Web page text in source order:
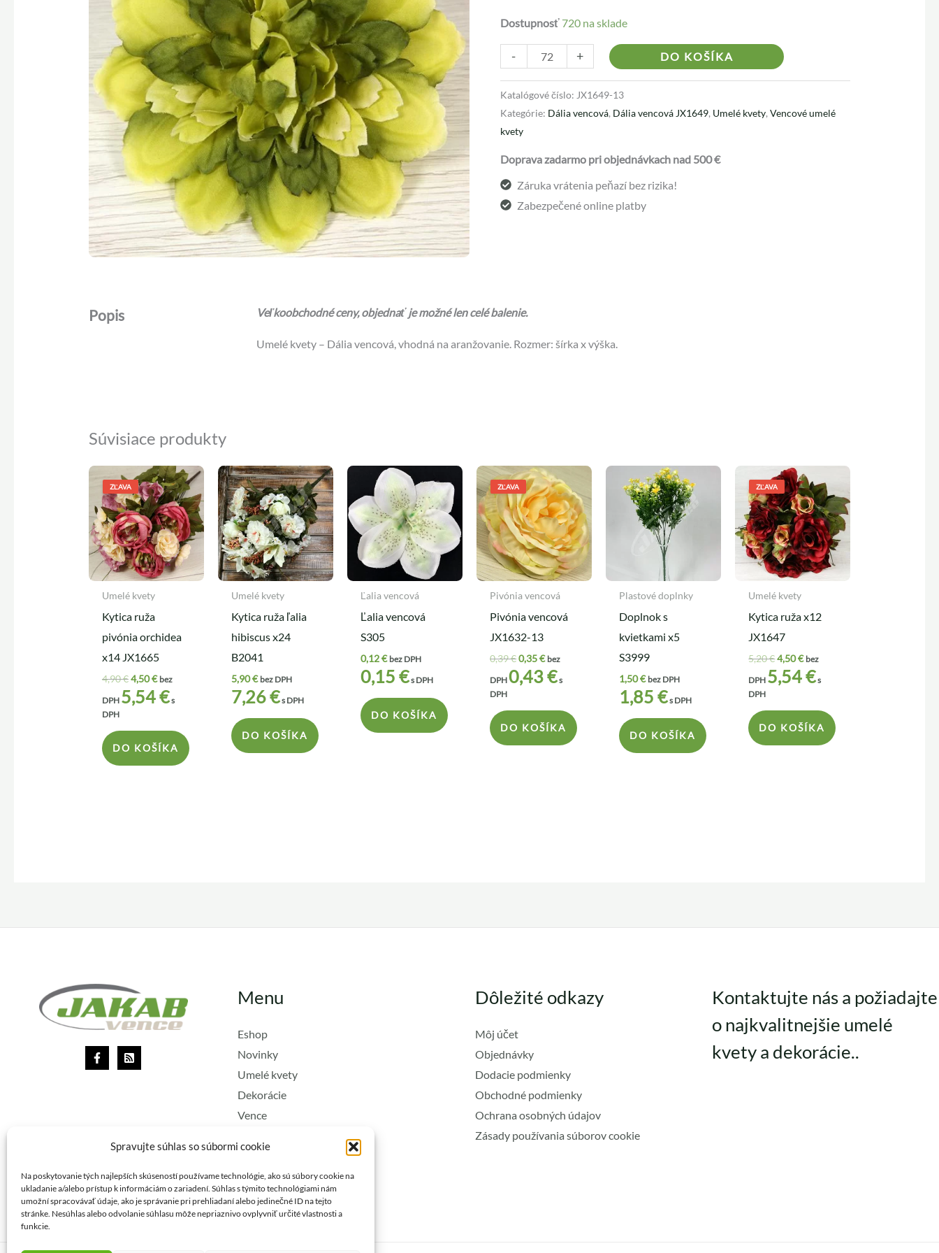
Spravujte súhlas so súbormi cookie
Na poskytovanie tých najlepších skúseností používame technológie, ako sú súbory cookie na
ukladanie a/alebo prístup k informáciám o zariadení. Súhlas s týmito technológiami nám
umožní spracovávať údaje, ako je správanie pri prehliadaní alebo jedinečné ID na tejto
stránke. Nesúhlas alebo odvolanie súhlasu môže nepriaznivo ovplyvniť určité vlastnosti a
funkcie.
Dostupnosť 720 na sklade
- + DO KOŠÍKA
Katalógové číslo: JX1649-13
Kategórie: Dália vencová, Dália vencová JX1649, Umelé kvety,Vencové umelé
kvety
Doprava zadarmo pri objednávkach nad 500 €
Záruka vrátenia peňazí bez rizika!
Zabezpečené online platby
Popis Veľkoobchodné ceny, objednať je možné len celé balenie.
Umelé kvety – Dália vencová, vhodná na aranžovanie. Rozmer: šírka x výška.
Súvisiace produkty
ZĽAVA
Umelé kvety
Kytica ruža
pivónia orchidea
x14 JX1665
4,90€
Pôvodná
cena
bola:
4,90 €.
4,50€
Aktuálna
cena
je:
4,50 €.
bez
DPH 5,54€s
DPH
DO KOŠÍKA
Umelé kvety
Kytica ruža ľalia
hibiscus x24
B2041
5,90€ bez DPH
7,26€s DPH
DO KOŠÍKA
Ľalia vencová
Ľalia vencová
S305
0,12€ bez DPH
0,15€s DPH
DO KOŠÍKA
ZĽAVA
Pivónia vencová
Pivónia vencová
JX1632-13
0,39€
Pôvodná
cena
bola:
0,39 €.
0,35€
Aktuálna
cena
je:
0,35 €.
bez
DPH0,43€s
DPH
DO KOŠÍKA
Plastové doplnky
Doplnok s
kvietkami x5
S3999
1,50€ bez DPH
1,85€s DPH
DO KOŠÍKA
ZĽAVA
Umelé kvety
Kytica ruža x12
JX1647
5,20€
Pôvodná
cena
bola:
5,20 €.
4,50€
Aktuálna
cena
je:
4,50 €.
bez
DPH 5,54€s
DPH
DO KOŠÍKA
Menu
Eshop
Novinky
Umelé kvety
Dekorácie
Vence
Vianoce
Dôležité odkazy
Môj účet
Objednávky
Dodacie podmienky
Obchodné podmienky
Ochrana osobných údajov
Zásady používania súborov cookie
Kontaktujte nás a požiadajte
o najkvalitnejšie umelé
kvety a dekorácie..